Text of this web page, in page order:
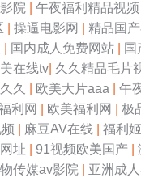
院 午夜福利精品视频
操逼电影网 精品国
国内成人免费网站 国
在线tv 久久精品毛片
久 欧美大片aaa 午
利网 欧美福利网 极
麻豆AV在线 福利
址 91视频欧美国产
传媒av影院 亚洲成